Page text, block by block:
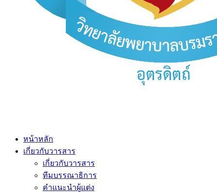
หน้าหลัก
เกี่ยวกับวารสาร
เกี่ยวกับวารสาร
ทีมบรรณาธิการ
คำแนะนำผู้แต่ง